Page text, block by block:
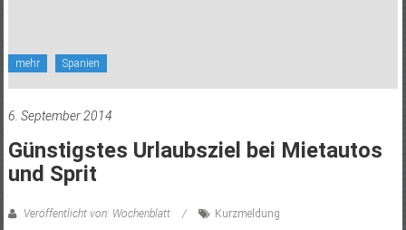
mehr Spanien
6. September 2014
Günstigstes Urlaubsziel bei Mietautos
und Sprit
Veröffentlicht von: Wochenblatt Kurzmeldung